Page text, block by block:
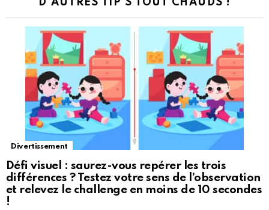
D'AUTRES TIP'S TOUT CHAUDS !
Divertissement
Défi visuel : saurez-vous repérer les trois
différences ? Testez votre sens de l’observation
et relevez le challenge en moins de 10 secondes
!